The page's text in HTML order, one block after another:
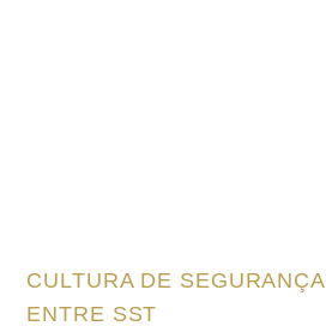
CULTURA DE SEGURANÇA
ENTRE SST